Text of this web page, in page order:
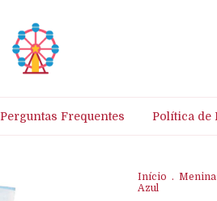
Perguntas Frequentes Política de
Início .
Azul